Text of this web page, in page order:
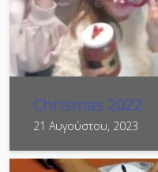
Chrismas 2022
21 Αυγούστου, 2023